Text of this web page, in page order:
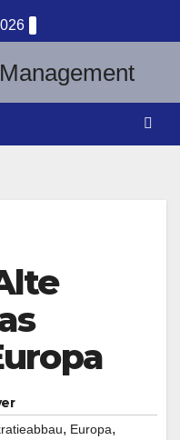
, Europa,